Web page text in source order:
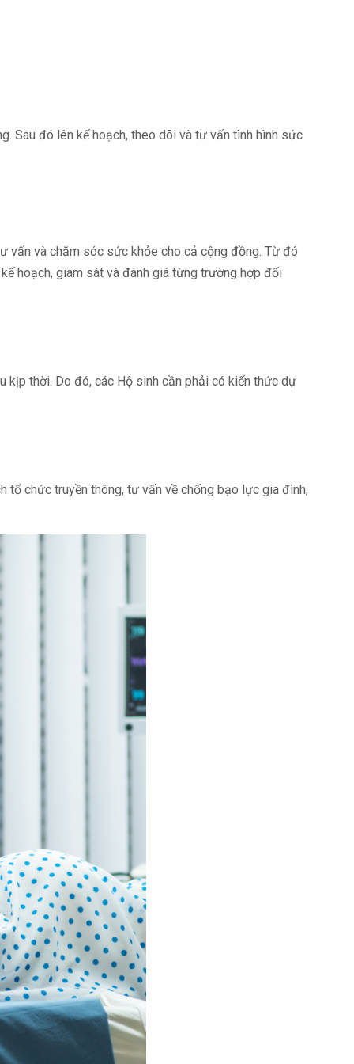
Sau đó lên kế hoạch, theo dõi và tư vấn tình hình sức
vấn và chăm sóc sức khỏe cho cả cộng đồng. Từ đó
hoạch, giám sát và đánh giá từng trường hợp đối
kịp thời. Do đó, các Hộ sinh cần phải có kiến thức dự
tổ chức truyền thông, tư vấn về chống bạo lực gia đình,